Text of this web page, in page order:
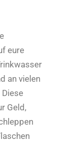
eure
an vielen
Geld,